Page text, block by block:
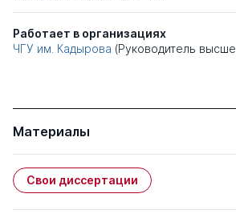
Работает в организациях
ЧГУ им. Кадырова (Руководитель
Материалы
Свои диссертации